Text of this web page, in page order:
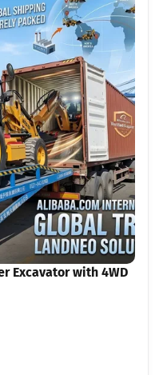
Excavator with 4WD